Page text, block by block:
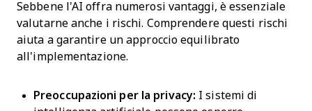
Sebbene l'AI offra numerosi vantaggi, è essenziale
valutarne anche i rischi. Comprendere questi rischi
aiuta a garantire un approccio equilibrato
all'implementazione.
Preoccupazioni per la privacy: I sistemi di